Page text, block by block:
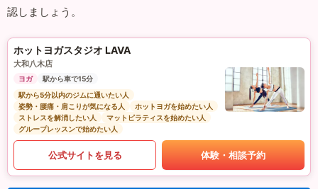
認しましょう。
ホットヨガスタジオ LAVA
大和八木店
ヨガ
駅から車で15分
駅から5分以内のジムに通いたい人
姿勢・腰痛・肩こりが気になる人
ホットヨガを始めたい人
ストレスを解消したい人
マットピラティスを始めたい人
グループレッスンで始めたい人
公式サイトを見る 体験・相談予約